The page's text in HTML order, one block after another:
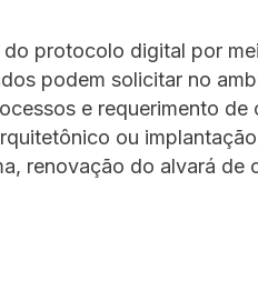
protocolo digital por
podem solicitar no
e requerimento de
ou
renovação do alvará de